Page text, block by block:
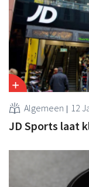
Algemeen 12
JD Sports laat